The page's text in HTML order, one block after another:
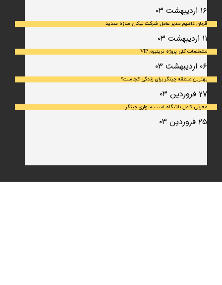
۱۶ اردیبهشت ۰۳
قربان داهیم مدیر عامل شرکت نیکان سازه سدید
۱۱ اردیبهشت ۰۳
مشخصات کلی پروژه تریتیوم VIP
۰۶ اردیبهشت ۰۳
بهترین منطقه چیتگر برای زندگی کجاست؟
۲۷ فروردین ۰۳
معرفی کامل باشگاه اسب سواری چیتگر
۲۵ فروردین ۰۳